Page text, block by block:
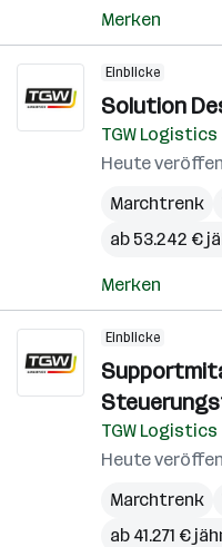
Merken
Einblicke
Solution
TGW Logistics
Heute
Marchtrenk
ab 53.242 €
Merken
Einblicke
TGW Logistics
Heute
Marchtrenk
ab 41.271 €